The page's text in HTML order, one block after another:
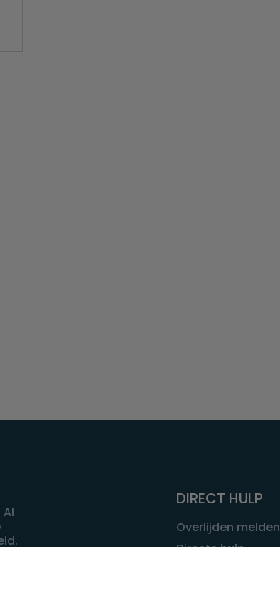
DIRECT HULP
Overlijden melden
Directe hulp